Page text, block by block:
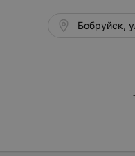
Бобруйск,